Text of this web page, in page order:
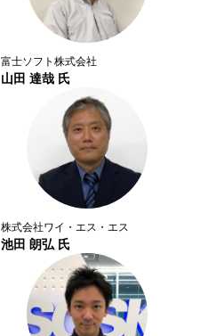
富士ソフト株式会社
山田 達哉 氏
株式会社ワイ・エス・エス
池田 朗弘 氏